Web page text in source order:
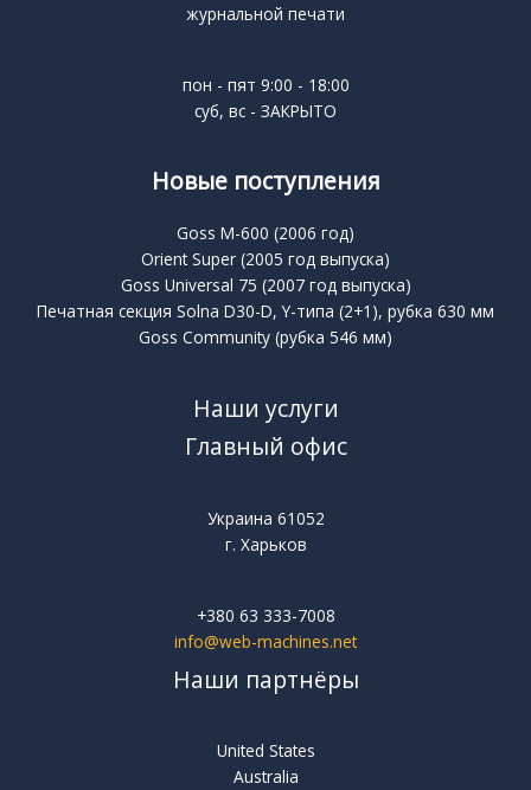
журнальной печати
пон - пят 9:00 - 18:00
суб, вс - ЗАКРЫТО
Новые поступления
Goss M-600 (2006 год)
Orient Super (2005 год выпуска)
Goss Universal 75 (2007 год выпуска)
Печатная секция Solna D30-D, Y-типа (2+1), рубка 630 мм
Goss Community (рубка 546 мм)
Наши услуги
Главный офис
Украина 61052
г. Харьков
+380 63 333-7008
info@web-machines.net
Наши партнёры
United States
Australia